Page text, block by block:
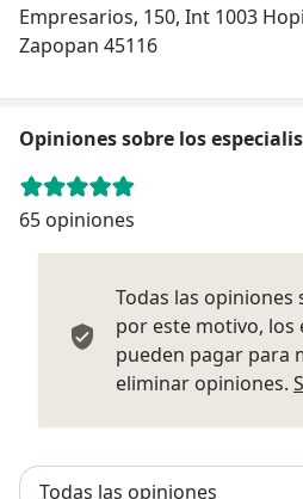
Empresarios, 150, Int 1003
Zapopan 45116
Opiniones sobre los
65 opiniones
Todas las
por este motivo, los
pueden pagar para
eliminar opiniones.